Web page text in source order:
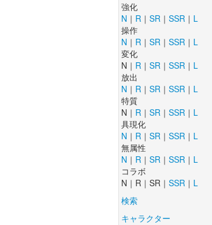
強化
N ｜ R ｜ SR ｜ SSR ｜ L
操作
N ｜ R ｜ SR ｜ SSR ｜ L
変化
N｜ R ｜ SR ｜ SSR ｜ L
放出
N ｜ R ｜ SR ｜ SSR ｜ L
特質
N｜ R ｜ SR ｜ SSR ｜ L
具現化
N ｜ R ｜ SR ｜ SSR ｜ L
無属性
N ｜ R ｜ SR ｜ SSR ｜ L
コラボ
N｜R｜SR｜ SSR ｜ L
検索
キャラクター